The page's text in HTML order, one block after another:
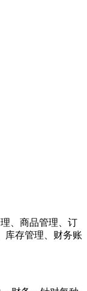
、商品管理、订
库存管理、财务账